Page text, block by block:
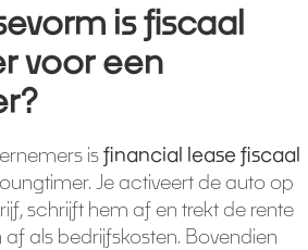
is fiscaal
voor een
isfinancial lease fiscaal
Je activeert de auto op
schrijft hem af en trekt de rente
als bedrijfskosten. Bovendien